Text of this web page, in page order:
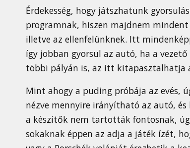
Érdekesség, hogy játszhatunk
programnak, hiszen majdnem
illetve az ellenfelünknek. Itt
így jobban gyorsul az autó, ha a
többi pályán is, az itt kitapasztalhatja
Mint ahogy a puding próbája az evés,
nézve mennyire irányítható az autó,
a készítők nem tartották fontosnak,
sokaknak éppen az adja a játék ízét,